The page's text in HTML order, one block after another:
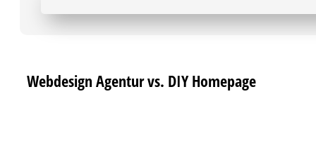
Webdesign Agentur vs. DIY Homepage